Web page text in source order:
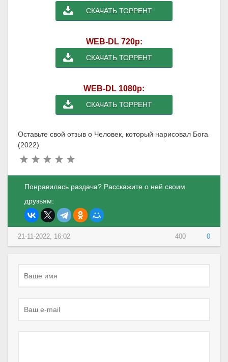
СКАЧАТЬ ТОРРЕНТ
WEB-DL 720p:
СКАЧАТЬ ТОРРЕНТ
WEB-DL 1080p:
СКАЧАТЬ ТОРРЕНТ
Оставьте свой отзыв о Человек, который нарисовал Бога
(2022)
Понравилась раздача? Расскажите о ней своим
друзьям:
400 0
21-11-2022, 16:02